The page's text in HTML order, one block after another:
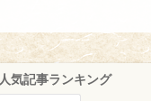
人気記事ランキング